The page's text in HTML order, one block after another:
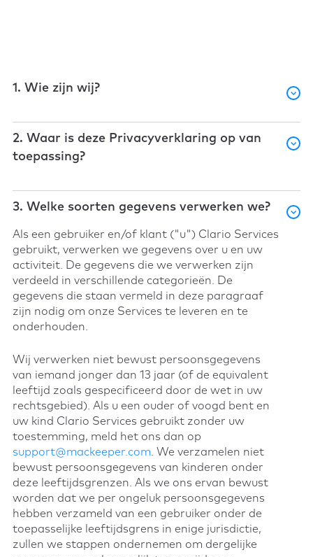
1. Wie zijn wij?
2. Waar is deze Privacyverklaring op van
toepassing?
3. Welke soorten gegevens verwerken we?
Als een gebruiker en/of klant ("u") Clario Services
gebruikt, verwerken we gegevens over u en uw
activiteit. De gegevens die we verwerken zijn
verdeeld in verschillende categorieën. De
gegevens die staan vermeld in deze paragraaf
zijn nodig om onze Services te leveren en te
onderhouden.
Wij verwerken niet bewust persoonsgegevens
van iemand jonger dan 13 jaar (of de equivalent
leeftijd zoals gespecificeerd door de wet in uw
rechtsgebied). Als u een ouder of voogd bent en
uw kind Clario Services gebruikt zonder uw
toestemming, meld het ons dan op
support@mackeeper.com . We verzamelen niet
bewust persoonsgegevens van kinderen onder
deze leeftijdsgrenzen. Als we ons ervan bewust
worden dat we per ongeluk persoonsgegevens
hebben verzameld van een gebruiker onder de
toepasselijke leeftijdsgrens in enige jurisdictie,
zullen we stappen ondernemen om dergelijke